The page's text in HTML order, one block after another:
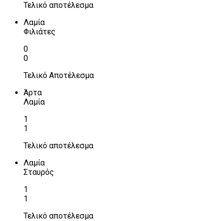
Τελικό αποτέλεσμα
Λαμία
Φιλιάτες
0
0
Τελικό Αποτέλεσμα
Άρτα
Λαμία
1
1
Τελικό αποτέλεσμα
Λαμία
Σταυρός
1
1
Τελικό αποτέλεσμα